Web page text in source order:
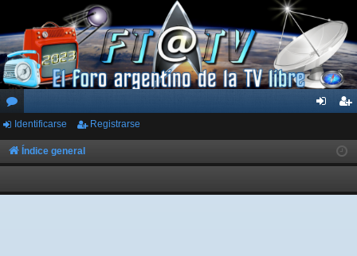
or
os
ar
ist
rs
Identificarse Registrarse
Índice general